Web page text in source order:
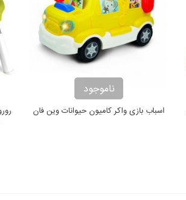
ناموجود
اسباب بازی واکر کامیون حیوانات وین فان